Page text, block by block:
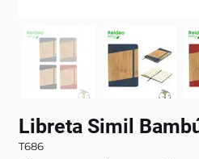
Libreta Simil
T686